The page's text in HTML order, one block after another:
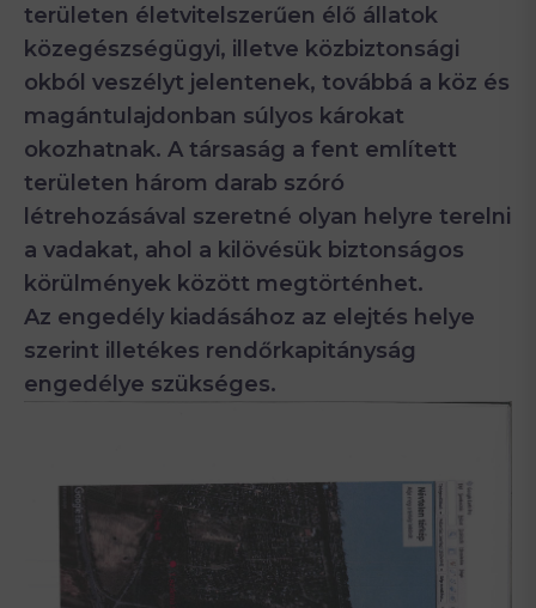
területen életvitelszerűen élő állatok
közegészségügyi, illetve közbiztonsági
okból veszélyt jelentenek, továbbá a köz és
magántulajdonban súlyos károkat
okozhatnak. A társaság a fent említett
területen három darab szóró
létrehozásával szeretné olyan helyre terelni
a vadakat, ahol a kilövésük biztonságos
körülmények között megtörténhet.
Az engedély kiadásához az elejtés helye
szerint illetékes rendőrkapitányság
engedélye szükséges.